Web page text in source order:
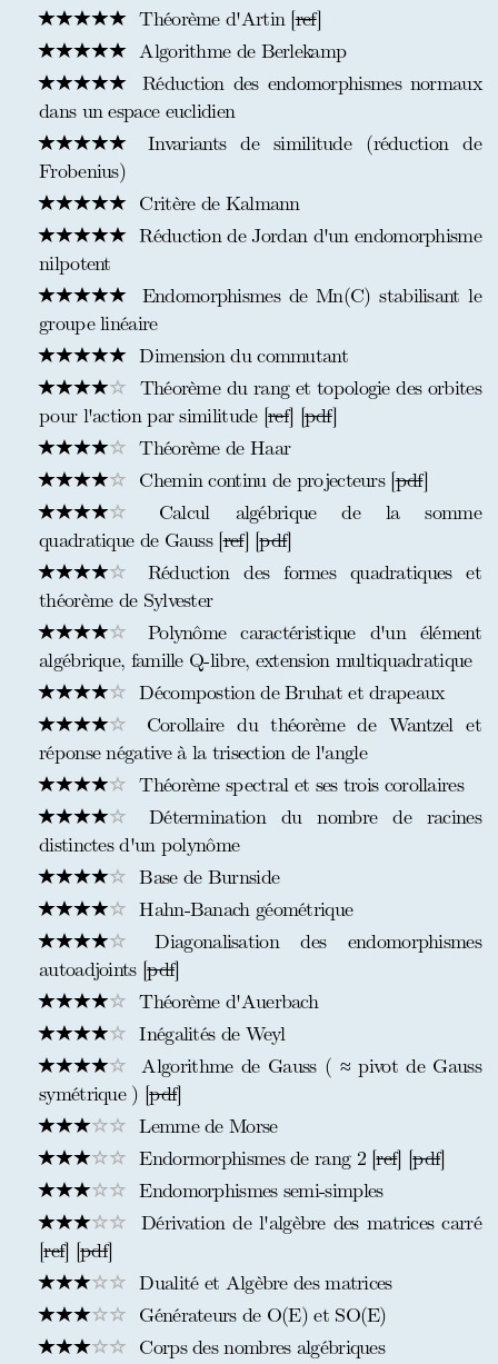
Théorème d'Artin [ref]
Algorithme de Berlekamp
Réduction des endomorphismes normaux
dans un espace euclidien
Invariants de similitude (réduction de
Frobenius)
Critère de Kalmann
Réduction de Jordan d'un endomorphisme
nilpotent
Endomorphismes de Mn(C) stabilisant le
groupe linéaire
Dimension du commutant
Théorème du rang et topologie des orbites
pour l'action par similitude [ref] [pdf]
Théorème de Haar
Chemin continu de projecteurs [pdf]
Calcul algébrique de la somme
quadratique de Gauss [ref] [pdf]
Réduction des formes quadratiques et
théorème de Sylvester
Polynôme caractéristique d'un élément
algébrique, famille Q-libre, extension multiquadratique
Décompostion de Bruhat et drapeaux
Corollaire du théorème de Wantzel et
réponse négative à la trisection de l'angle
Théorème spectral et ses trois corollaires
Détermination du nombre de racines
distinctes d'un polynôme
Base de Burnside
Hahn-Banach géométrique
Diagonalisation des endomorphismes
autoadjoints [pdf]
Théorème d'Auerbach
Inégalités de Weyl
Algorithme de Gauss ( ≈ pivot de Gauss
symétrique ) [pdf]
Lemme de Morse
Endormorphismes de rang 2 [ref] [pdf]
Endomorphismes semi-simples
Dérivation de l'algèbre des matrices carré
[ref] [pdf]
Dualité et Algèbre des matrices
Générateurs de O(E) et SO(E)
Corps des nombres algébriques